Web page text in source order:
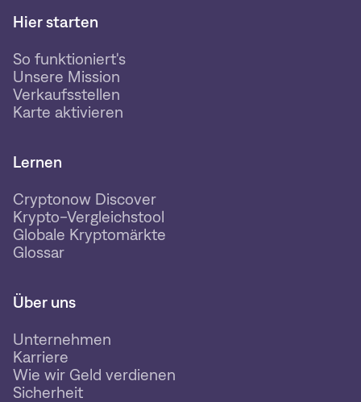
Hier starten
So funktioniert's
Unsere Mission
Verkaufsstellen
Karte aktivieren
Lernen
Cryptonow Discover
Krypto-Vergleichstool
Globale Kryptomärkte
Glossar
Über uns
Unternehmen
Karriere
Wie wir Geld verdienen
Sicherheit